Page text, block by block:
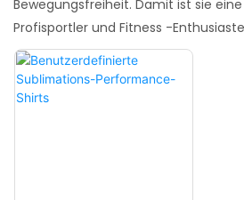
Bewegungsfreiheit. Damit ist sie
Profisportler und Fitness -